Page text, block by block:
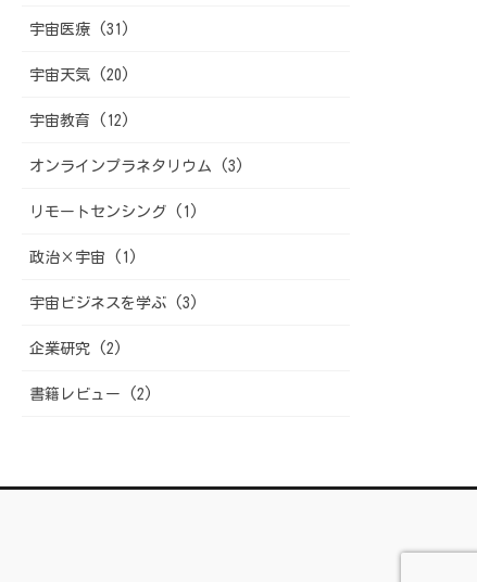
宇宙医療 (31)
宇宙天気 (20)
宇宙教育 (12)
オンラインプラネタリウム (3)
リモートセンシング (1)
政治×宇宙 (1)
宇宙ビジネスを学ぶ (3)
企業研究 (2)
書籍レビュー (2)